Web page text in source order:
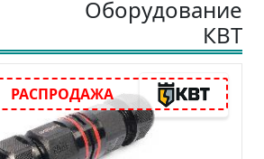
Оборудование
КВТ